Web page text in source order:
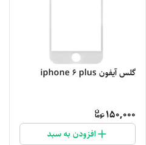
گلس آیفون iphone 6 plus
150,000
افزودن به سبد